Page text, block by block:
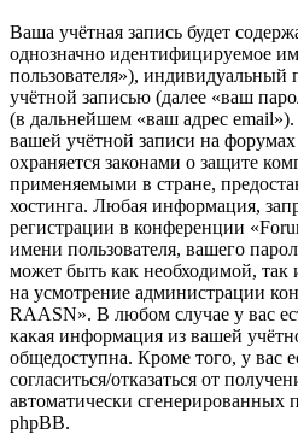
Ваша учётная запись будет
однозначно идентифицируемое
пользователя»), индивидуальный
учётной записью (далее «ваш
(в дальнейшем «ваш адрес
вашей учётной записи на
охраняется законами о защите
применяемыми в стране,
хостинга. Любая информация,
регистрации в конференции
имени пользователя, вашего
может быть как необходимой, так
на усмотрение администрации
RAASN». В любом случае у вас
какая информация из вашей
общедоступна. Кроме того, у вас
согласиться/отказаться от
автоматически
phpBB.